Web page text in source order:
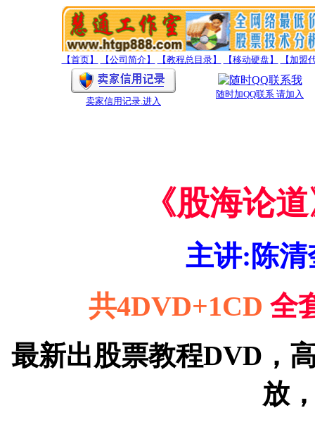
【首页】 【公司简介】 【教程总目录】 【移动硬盘】 【加盟
卖家信用记录.进入
随时加QQ联系 请加入
《股海论
主讲:陈清
共4DVD+1CD 全
最新出股票教程DVD，
放